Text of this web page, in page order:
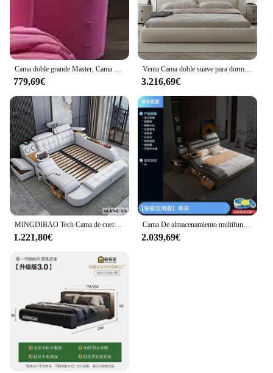
779,69€
Venta Cama doble suave para dormitorio, Camas Queen dobles modernas elásticas Kawaii simples, Camas tapizadas para dormir, muebles De Dormitorio
3.216,69€
1.221,80€
Cama De almacenamiento multifuncional para niñas, diseño De lujo, cama inteligente para dormir en el sol, Princesa, cuero, Loft, muebles para el hogar
2.039,69€